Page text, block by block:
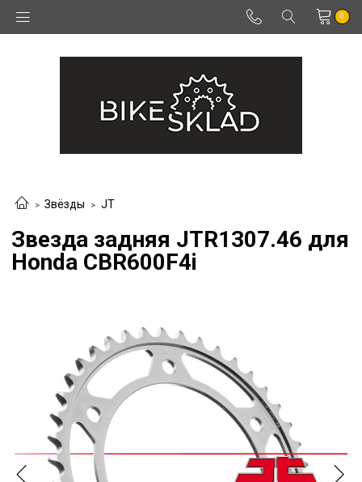
0
Звёзды JT
Звезда задняя JTR1307.46 для
Honda CBR600F4i